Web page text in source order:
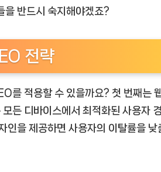
을 반드시 숙지해야겠죠?
전략
를 적용할 수 있을까요? 첫 번째는
든 디바이스에서 최적화된 사용자
인을 제공하면 사용자의 이탈률을 낮